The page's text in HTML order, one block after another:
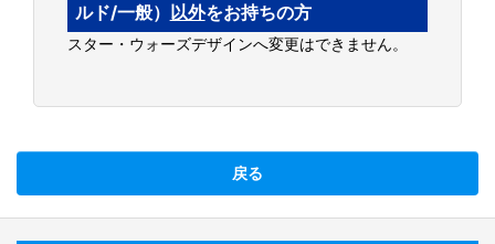
ルド/一般） 以外をお持ちの方
スター・ウォーズデザインへ変更はできません。
戻る